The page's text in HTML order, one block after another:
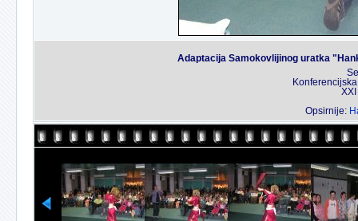
Adaptacija Samokovlijinog uratka
Opsirnije: